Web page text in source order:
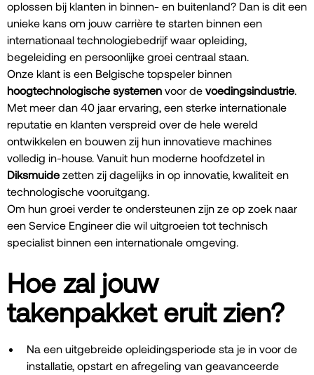
oplossen bij klanten in binnen- en buitenland? Dan is dit een
unieke kans om jouw carrière te starten binnen een
internationaal technologiebedrijf waar opleiding,
begeleiding en persoonlijke groei centraal staan.
Onze klant is een Belgische topspeler binnen
hoogtechnologische systemen voor de voedingsindustrie.
Met meer dan 40 jaar ervaring, een sterke internationale
reputatie en klanten verspreid over de hele wereld
ontwikkelen en bouwen zij hun innovatieve machines
volledig in-house. Vanuit hun moderne hoofdzetel in
Diksmuide zetten zij dagelijks in op innovatie, kwaliteit en
technologische vooruitgang.
Om hun groei verder te ondersteunen zijn ze op zoek naar
een Service Engineer die wil uitgroeien tot technisch
specialist binnen een internationale omgeving.
Hoe zal jouw
takenpakket eruit zien?
Na een uitgebreide opleidingsperiode sta je in voor de
installatie, opstart en afregeling van geavanceerde